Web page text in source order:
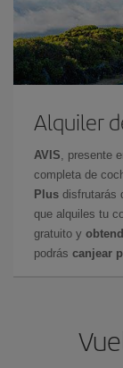
Alquiler
AVIS , presente
completa de
Plus disfrutarás
que alquiles tu
gratuito y
podrás canjear